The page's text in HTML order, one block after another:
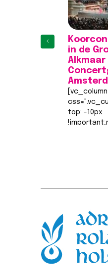
in de
Alkmaar
top: -10px
‹